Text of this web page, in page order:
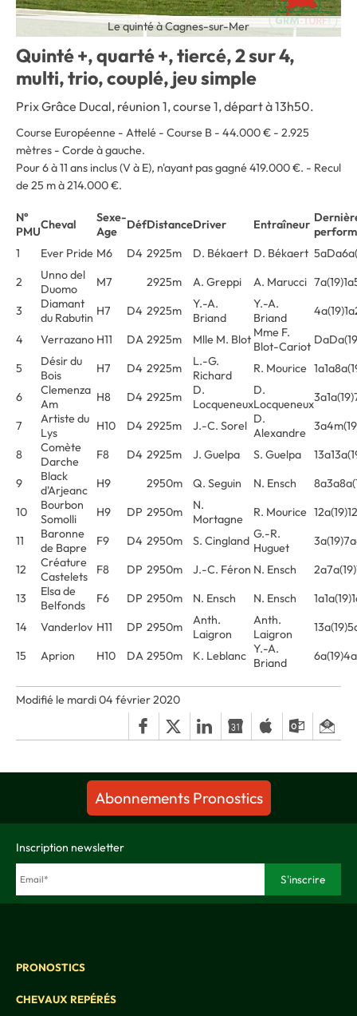
Le quinté à Cagnes-sur-Mer
Quinté +, quarté +, tiercé, 2 sur 4,
multi, trio, couplé, jeu simple
Prix Grâce Ducal, réunion 1, course 1, départ à 13h50.
Course Européenne - Attelé - Course B - 44.000 € - 2.925
mètres - Corde à gauche.
Pour 6 à 11 ans inclus (V à E), n'ayant pas gagné 419.000 €. - Recul
de 25 m à 214.000 €.
N°
PMUCheval
Sexe-
Age
DéfDistanceDriver Entraîneur
1
Ever Pride M6 D4 2925m D. Békaert D. Békaert
2
Unno del
Duomo
M7 2925m A. Greppi A. Marucci
3
Diamant
du Rabutin H7 D4 2925m
Y.-A.
Briand
Y.-A.
Briand
4
Verrazano H11 DA 2925m Mlle M. Blot Mme F.
Blot-Cariot
5
Désir du
Bois
H7 D4 2925m
L.-G.
Richard
R. Mourice
6
Clemenza
Am
H8 D4 2925m
D.
Locqueneux
D.
Locqueneux
7
Artiste du
Lys
H10 D4 2925m J.-C. Sorel D.
Alexandre
8
Comète
Darche
F8 D4 2925m J. Guelpa S. Guelpa
9
Black
d'Arjeanc
H9 2950m Q. Seguin N. Ensch
10
Bourbon
Somolli
H9 DP 2950m
N.
Mortagne
R. Mourice
11
Baronne
de Bapre
F9 D4 2950m S. Cingland G.-R.
Huguet
12
Créature
Castelets
F8 DP 2950m J.-C. Féron N. Ensch
13
Elsa de
Belfonds
F6 DP 2950m N. Ensch N. Ensch
14
Vanderlov H11 DP 2950m
Anth.
Laigron
Anth.
Laigron
15
Aprion H10 DA 2950m K. Leblanc Y.-A.
Briand
Modifié le mardi 04 février 2020
Abonnements Pronostics
Inscription newsletter
PRONOSTICS
CHEVAUX REPÉRÉS